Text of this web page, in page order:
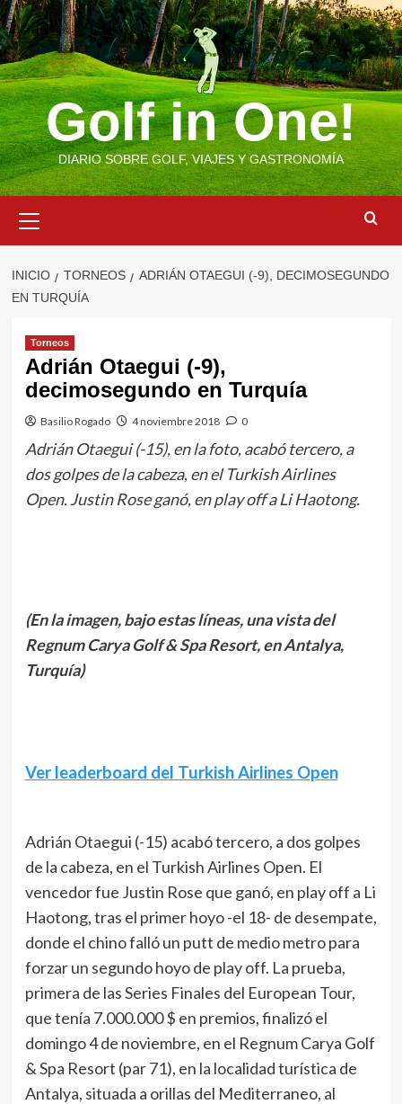
Saltar
al
contenido
Golf in One!
DIARIO SOBRE GOLF, VIAJES Y GASTRONOMÍA
primario
INICIO TORNEOS
ADRIÁN OTAEGUI (-9), DECIMOSEGUNDO
EN TURQUÍA
Torneos
Adrián Otaegui (-9),
decimosegundo en Turquía
Basilio Rogado 4 noviembre 2018 0
Adrián Otaegui (-15), en la foto, acabó tercero, a
dos golpes de la cabeza, en el Turkish Airlines
Open. Justin Rose ganó, en play off a Li Haotong.
(En la imagen, bajo estas líneas, una vista del
Regnum Carya Golf & Spa Resort, en Antalya,
Turquía)
Ver leaderboard del Turkish Airlines Open
Adrián Otaegui (-15) acabó tercero, a dos golpes
de la cabeza, en el Turkish Airlines Open. El
vencedor fue Justin Rose que ganó, en play off a Li
Haotong, tras el primer hoyo -el 18- de desempate,
donde el chino falló un putt de medio metro para
forzar un segundo hoyo de play off. La prueba,
primera de las Series Finales del European Tour,
que tenía 7.000.000 $ en premios, finalizó el
domingo 4 de noviembre, en el Regnum Carya Golf
& Spa Resort (par 71), en la localidad turística de
Antalya, situada a orillas del Mediterraneo, al